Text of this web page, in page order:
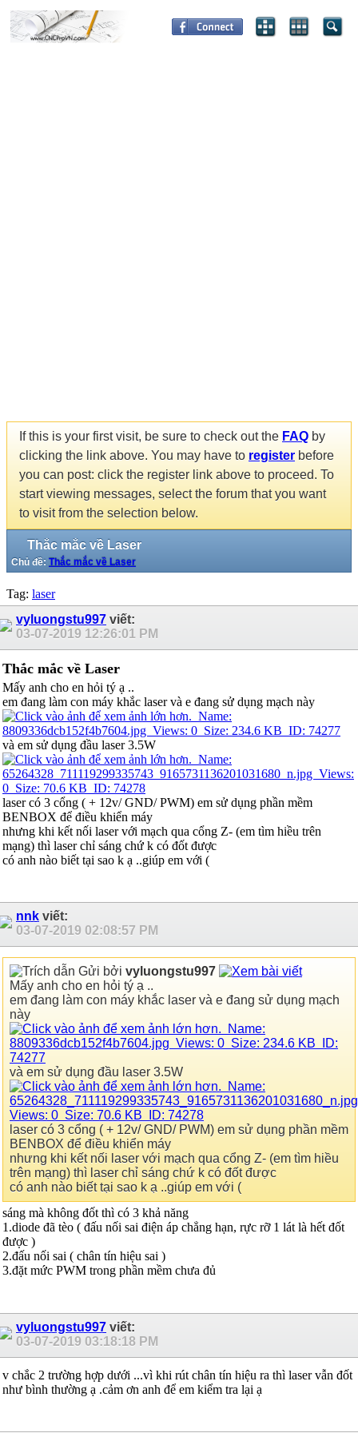
If this is your first visit, be sure to check out the FAQ by
clicking the link above. You may have to register before
you can post: click the register link above to proceed. To
start viewing messages, select the forum that you want
to visit from the selection below.
Thắc mắc về Laser
Chủ đề: Thắc mắc về Laser
Tag: laser
vyluongstu997 viết:
03-07-2019 12:26:01 PM
Thắc mắc về Laser
Mấy anh cho en hỏi tý ạ ..
em đang làm con máy khắc laser và e đang sử dụng mạch này
và em sử dụng đầu laser 3.5W
laser có 3 cổng ( + 12v/ GND/ PWM) em sử dụng phần mềm
BENBOX để điều khiển máy
nhưng khi kết nối laser với mạch qua cổng Z- (em tìm hiều trên
mạng) thì laser chỉ sáng chứ k có đốt được
có anh nào biết tại sao k ạ ..giúp em với (
nnk viết:
03-07-2019 02:08:57 PM
Gửi bởi vyluongstu997
Mấy anh cho en hỏi tý ạ ..
em đang làm con máy khắc laser và e đang sử dụng mạch
này
và em sử dụng đầu laser 3.5W
laser có 3 cổng ( + 12v/ GND/ PWM) em sử dụng phần mềm
BENBOX để điều khiển máy
nhưng khi kết nối laser với mạch qua cổng Z- (em tìm hiều
trên mạng) thì laser chỉ sáng chứ k có đốt được
có anh nào biết tại sao k ạ ..giúp em với (
sáng mà không đốt thì có 3 khả năng
1.diode đã tèo ( đấu nối sai điện áp chẳng hạn, rực rỡ 1 lát là hết đốt
được )
2.đấu nối sai ( chân tín hiệu sai )
3.đặt mức PWM trong phần mềm chưa đủ
vyluongstu997 viết:
03-07-2019 03:18:18 PM
v chắc 2 trường hợp dưới ...vì khi rút chân tín hiệu ra thì laser vẫn đốt
như bình thường ạ .cảm ơn anh để em kiểm tra lại ạ